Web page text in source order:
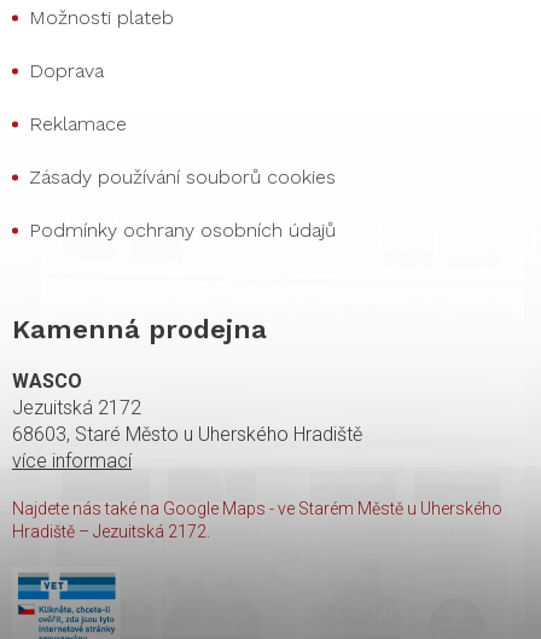
Možnosti plateb
Doprava
Reklamace
Zásady používání souborů cookies
Podmínky ochrany osobních údajů
Kamenná prodejna
WASCO
Jezuitská 2172
68603, Staré Město u Uherského Hradiště
více informací
Najdete nás také na Google Maps - ve Starém Městě u Uherského
Hradiště – Jezuitská 2172.